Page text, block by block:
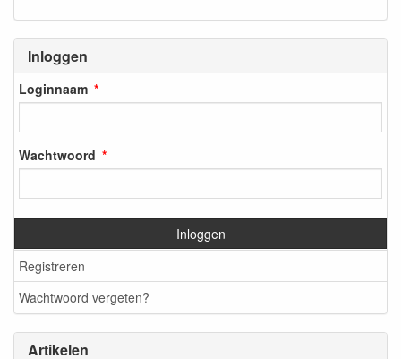
Inloggen
Loginnaam
Wachtwoord
Inloggen
Registreren
Wachtwoord vergeten?
Artikelen